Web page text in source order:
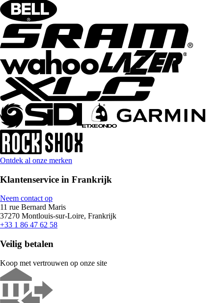
Ontdek al onze merken
Klantenservice in Frankrijk
Neem contact op
11 rue Bernard Maris
37270 Montlouis-sur-Loire, Frankrijk
+33 1 86 47 62 58
Veilig betalen
Koop met vertrouwen op onze site